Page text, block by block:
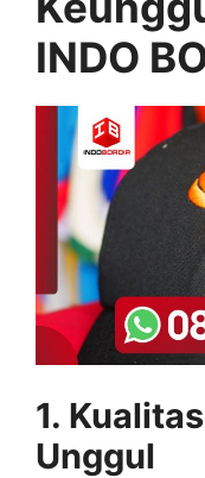
INDO
1.
Unggul